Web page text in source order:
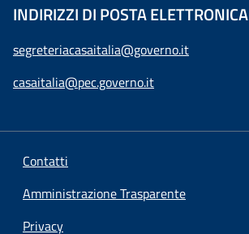
INDIRIZZI DI POSTA ELETTRONICA
segreteriacasaitalia@governo.it
casaitalia@pec.governo.it
Contatti
Amministrazione Trasparente
Privacy